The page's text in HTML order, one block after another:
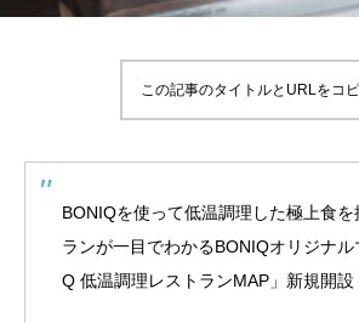
この記事のタイトルとURLをコ
BONIQを使って低温調理した極上食を
ランが一目でわかるBONIQオリジナ
Q 低温調理レストランMAP」新規開設